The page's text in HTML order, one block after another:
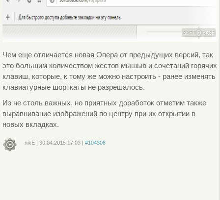
Чем еще отличается новая Опера от предыдущих версий, так
это большим количеством жестов мышью и сочетаний горячих
клавиш, которые, к тому же можно настроить - ранее изменять
клавиатурные шорткаты не разрешалось.
Из не столь важных, но приятных доработок отметим также
выравнивание изображений по центру при их открытии в
новых вкладках.
nikE| 30.04.2015 17:03| #104308